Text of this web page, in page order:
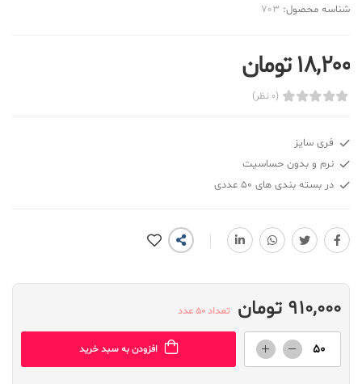
شناسه محصول: 703
18,200 تومان
(0 نظر)
فری سایز
نرم و بدون حساسیت
در بسته بندی های 50 عددی
910,000 تومان تعداد 50 عدد
افزودن به سبد خرید